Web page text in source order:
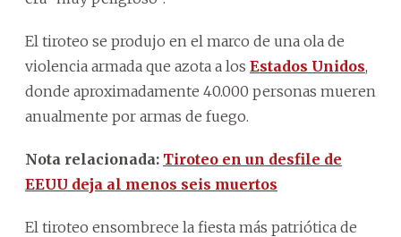
El tiroteo se produjo en el marco de una ola de
violencia armada que azota a los Estados Unidos,
donde aproximadamente 40.000 personas mueren
anualmente por armas de fuego.
Nota relacionada: Tiroteo en un desfile de
EEUU deja al menos seis muertos
El tiroteo ensombrece la fiesta más patriótica de